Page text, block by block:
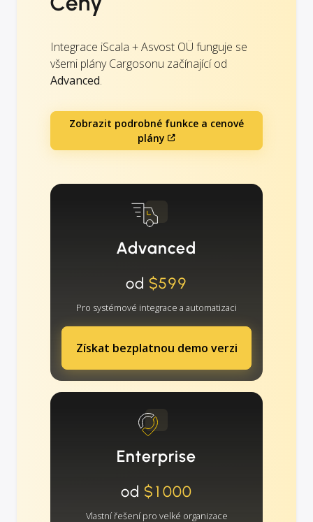
Integrace iScala + Asvost OÜ funguje se
všemi plány Cargosonu začínající od
Advanced.
Zobrazit podrobné funkce a cenové
plány
Advanced
od $599
Pro systémové integrace a automatizaci
Získat bezplatnou demo verzi
Enterprise
od $1000
Vlastní řešení pro velké organizace